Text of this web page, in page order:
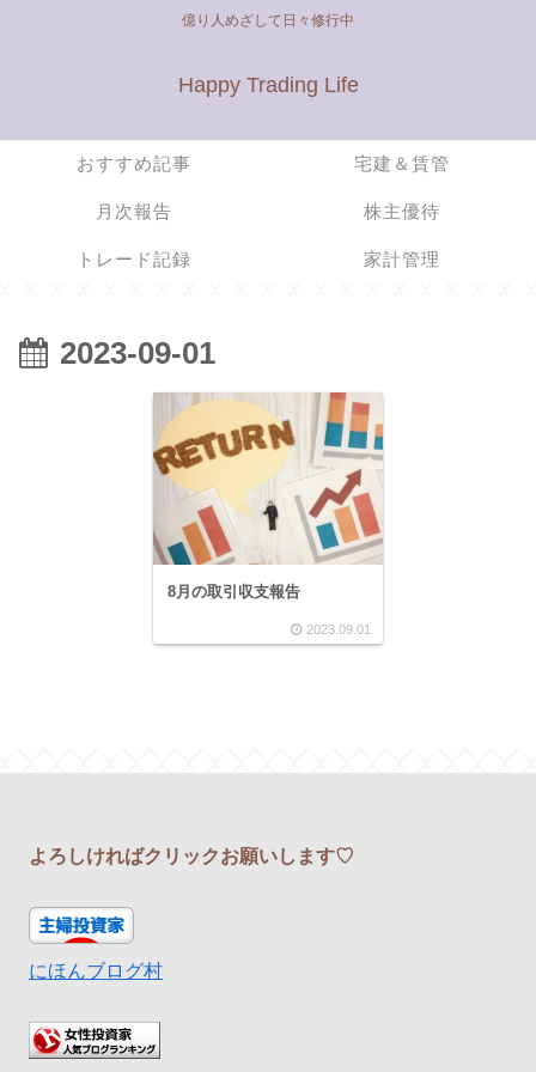
億り人めざして日々修行中
Happy Trading Life
おすすめ記事 宅建＆賃管
月次報告 株主優待
トレード記録 家計管理
2023-09-01
8月の取引収支報告
2023.09.01
よろしければクリックお願いします♡
にほんブログ村